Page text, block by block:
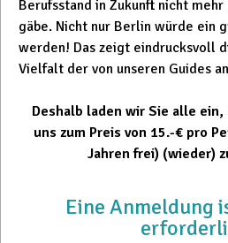
Berufsstand in Zukunft nicht
gäbe. Nicht nur Berlin würde ein
werden! Das zeigt eindrucksvoll
Vielfalt der von unseren Guides
Deshalb laden wir Sie alle
uns zum Preis von 15.-€ pro
Jahren frei) (wieder)
Eine Anmeldung